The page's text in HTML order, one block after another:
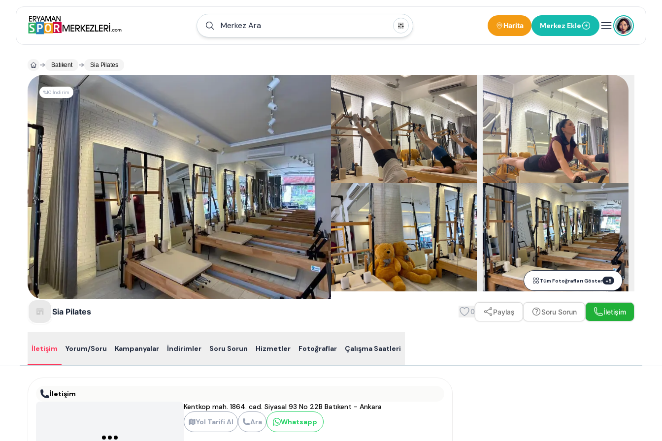
Merkez Ara Harita Merkez Ekle
Batıkent Sia Pilates
%10 İndirim
Tüm Fotoğrafları Göster +5
Sia Pilates 0 Paylaş Soru Sorun İletişim
İletişim Yorum/Soru Kampanyalar İndirimler Soru Sorun Hizmetler Fotoğraflar Çalışma Saatleri
İletişim
Kentkop mah. 1864. cad. Siyasal 93 No 22B Batıkent - Ankara
Yol Tarifi Al
Ara Whatsapp